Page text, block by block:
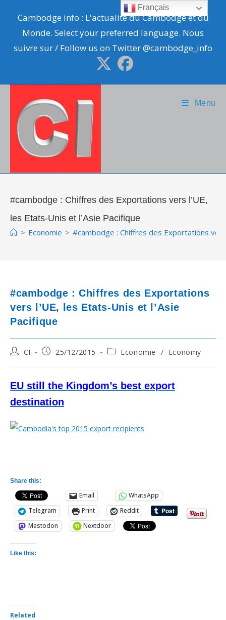
content
Cambodge info : L'actualité du Cambodge et du
Monde. Select your preferred language. Nous
suivre sur / Follow us on Twitter @cambodge_info
Menu
#cambodge : Chiffres des Exportations vers l’UE,
les Etats-Unis et l’Asie Pacifique
> Economie > #cambodge : Chiffres des Exportations
#cambodge : Chiffres des Exportations
vers l’UE, les Etats-Unis et l’Asie
Pacifique
PostCI
Post25/12/2015
PostEconomie / Economy
EU still the Kingdom’s best export
destination
Share this:
Email
WhatsApp
Telegram
Print
Reddit
Mastodon
Nextdoor
Like this:
Related
Français